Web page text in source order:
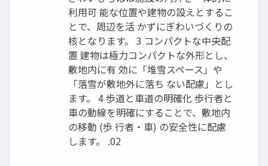
利用可 能な位置や建物の設えとするこ
とで、周辺を活 かずにぎわいづくりの
核となります。 3 コンパクトな中央配
置 建物は極力コンパクトな外形とし、
敷地内に有 効に「堆雪スペース」や
「落雪が敷地外に落ち ない配慮」とし
ます。 4 歩道と車道の明確化 歩行者と
車の動線を明確にすることで、敷地内
の移動 (歩 行者・車) の安全性に配慮
します。 .02